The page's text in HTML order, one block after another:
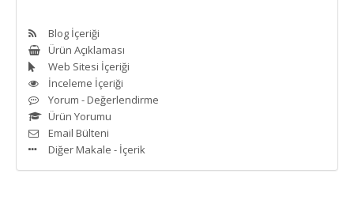
Blog İçeriği
Ürün Açıklaması
Web Sitesi İçeriği
İnceleme İçeriği
Yorum - Değerlendirme
Ürün Yorumu
Email Bülteni
Diğer Makale - İçerik